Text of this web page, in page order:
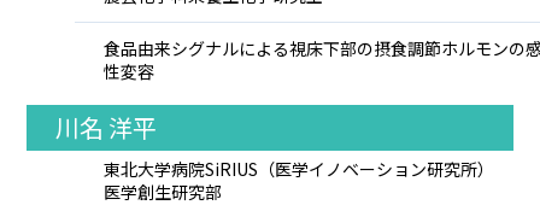
食品由来シグナルによる視床下部の摂食調節ホルモンの
性変容
川名 洋平
東北大学病院SiRIUS（医学イノベーション研究所）
医学創生研究部